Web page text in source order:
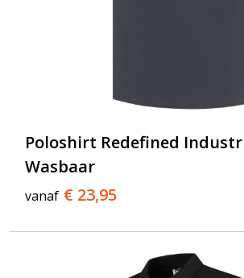
Poloshirt Redefined
Wasbaar
vanaf € 23,95